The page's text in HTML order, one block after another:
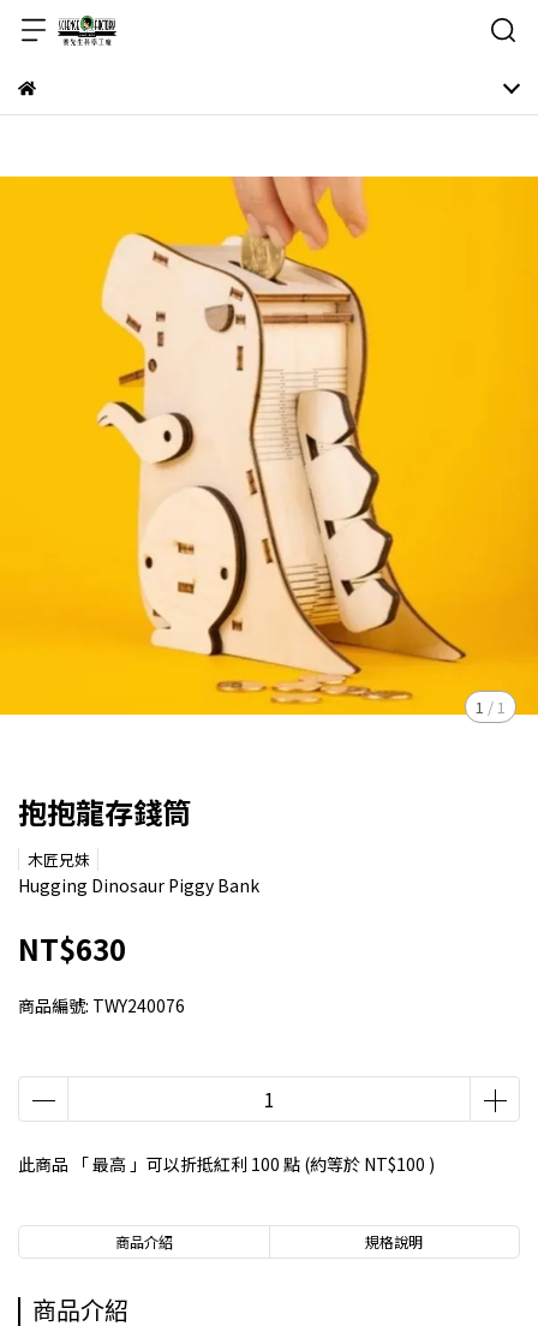
1 / 1
抱抱龍存錢筒
木匠兄妹
Hugging Dinosaur Piggy Bank
NT$630
商品編號: TWY240076
此商品 「 最高 」可以折抵紅利 100 點 (約等於 NT$100 )
商品介紹 規格說明
商品介紹